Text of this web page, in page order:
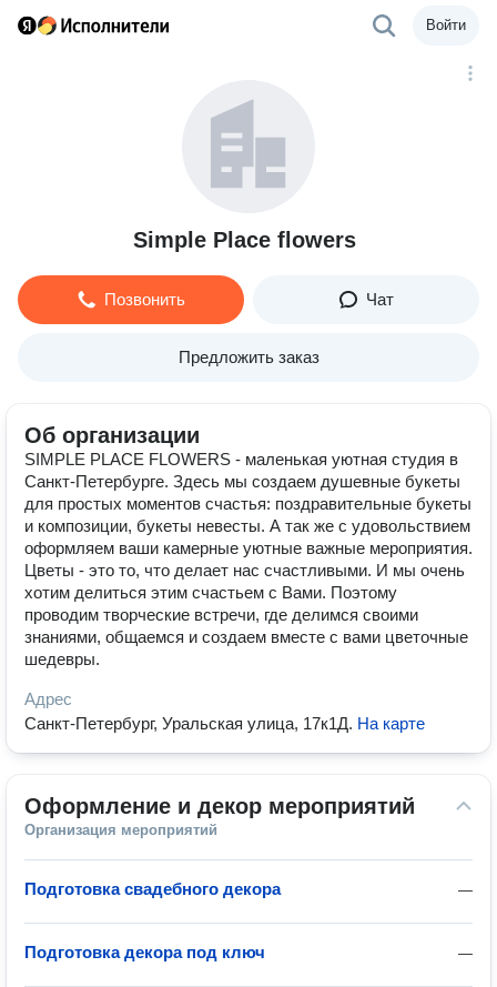
Войти
Simple Place flowers
Позвонить Чат
Предложить заказ
Об организации
SIMPLE PLACE FLOWERS - маленькая уютная студия в
Санкт-Петербурге. Здесь мы создаем душевные букеты
для простых моментов счастья: поздравительные букеты
и композиции, букеты невесты. А так же с удовольствием
оформляем ваши камерные уютные важные мероприятия.
Цветы - это то, что делает нас счастливыми. И мы очень
хотим делиться этим счастьем с Вами. Поэтому
проводим творческие встречи, где делимся своими
знаниями, общаемся и создаем вместе с вами цветочные
шедевры.
Адрес
Санкт-Петербург, Уральская улица, 17к1Д. На карте
Оформление и декор мероприятий
Организация мероприятий
—
Подготовка свадебного декора
—
Подготовка декора под ключ